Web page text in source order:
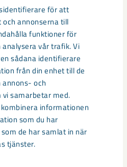
för att
annonserna till
funktioner för
vår trafik. Vi
sådana identifierare
från din enhet till de
och
samarbetar med.
informationen
som du har
de har samlat in när
tjänster.
robotar öka
gruva
robotar, människoliknande
går snabbt. I takt med att
...